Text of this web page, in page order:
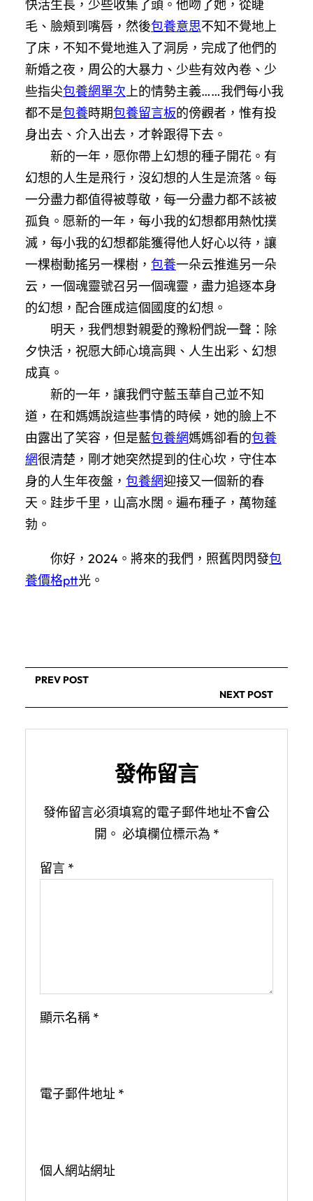
快活生長，少些收集了頭。他吻了她，從睫
毛、臉頰到嘴唇，然後包養意思不知不覺地上
了床，不知不覺地進入了洞房，完成了他們的
新婚之夜，周公的大暴力、少些有效內卷、少
些指尖包養網單次上的情勢主義……我們每小我
都不是包養時期包養留言板的傍觀者，惟有投
身出去、介入出去，才幹跟得下去。
新的一年，愿你帶上幻想的種子開花。有
幻想的人生是飛行，沒幻想的人生是流落。每
一分盡力都值得被尊敬，每一分盡力都不該被
孤負。愿新的一年，每小我的幻想都用熱忱撲
滅，每小我的幻想都能獲得他人好心以待，讓
一棵樹動搖另一棵樹， 包養一朵云推進另一朵
云，一個魂靈號召另一個魂靈，盡力追逐本身
的幻想，配合匯成這個國度的幻想。
明天，我們想對親愛的豫粉們說一聲：除
夕快活，祝愿大師心境高興、人生出彩、幻想
成真。
新的一年，讓我們守藍玉華自己並不知
道，在和媽媽說這些事情的時候，她的臉上不
由露出了笑容，但是藍包養網媽媽卻看的包養
網很清楚，剛才她突然提到的住心坎，守住本
身的人生年夜盤， 包養網迎接又一個新的春
天。跬步千里，山高水闊。遍布種子，萬物蓬
勃。
你好，2024。將來的我們，照舊閃閃發包
養價格ptt光。
PREV POST
NEXT POST
發佈留言
發佈留言必須填寫的電子郵件地址不會公
開。 必填欄位標示為 *
留言 *
顯示名稱 *
電子郵件地址 *
個人網站網址